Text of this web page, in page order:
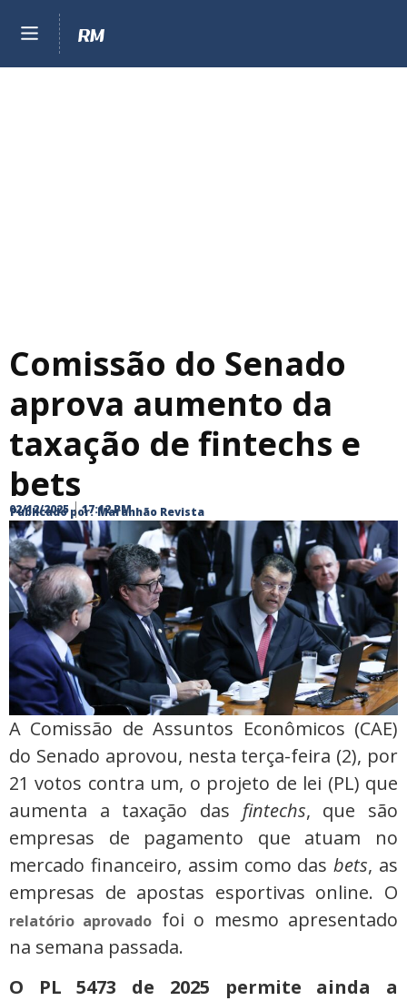
Comissão do Senado
aprova aumento da
taxação de fintechs e
bets
Publicado por: Maranhão Revista
02/12/2025 17:12 PM
A Comissão de Assuntos Econômicos (CAE)
do Senado aprovou, nesta terça-feira (2), por
21 votos contra um, o projeto de lei (PL) que
aumenta a taxação das fintechs, que são
empresas de pagamento que atuam no
mercado financeiro, assim como dasbets, as
empresas de apostas esportivas online. O
relatório aprovado foi o mesmo apresentado
na semana passada.
O PL 5473 de 2025 permite ainda a